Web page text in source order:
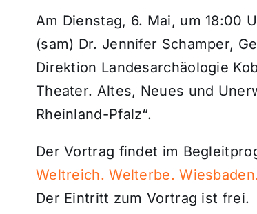
Am Dienstag, 6. Mai, um 18:00
(sam) Dr. Jennifer Schamper,
Direktion Landesarchäologie
Theater. Altes, Neues und
Rheinland-Pfalz“.
Der Vortrag findet im
Weltreich. Welterbe.
Der Eintritt zum Vortrag ist frei.